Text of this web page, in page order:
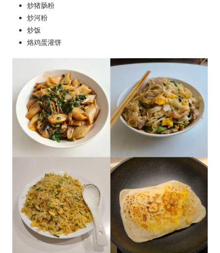
炒猪肠粉
炒河粉
炒饭
烙鸡蛋灌饼